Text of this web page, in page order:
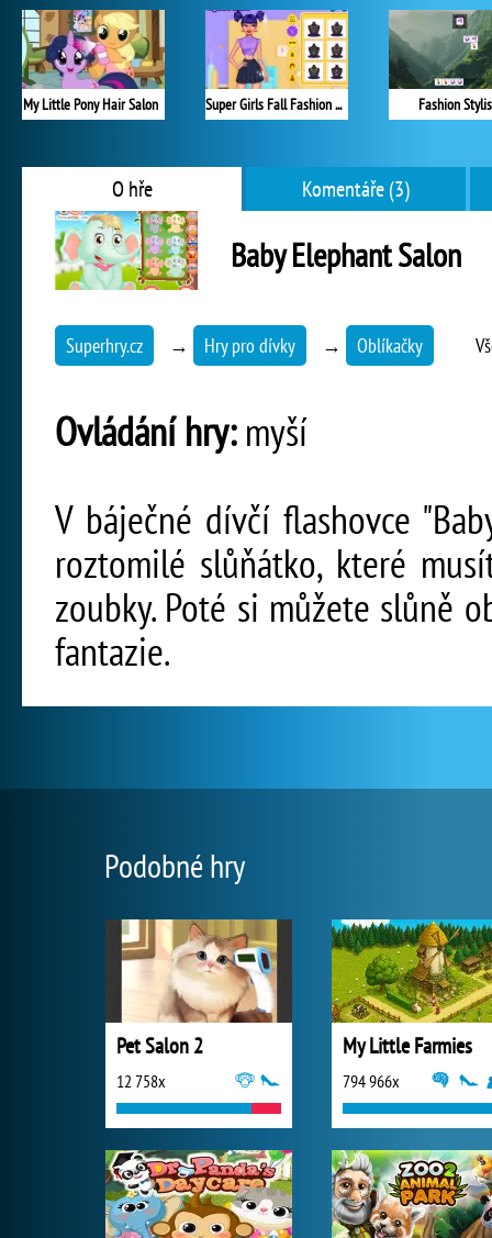
My Little Pony Hair Salon Super Girls Fall Fashion Trends Fashion
O hře Komentáře (3)
Baby Elephant Salon
Superhry.cz → Hry pro dívky → Oblíkačky
Ovládání hry:myší
V báječné dívčí flashovce
roztomilé slůňátko, které
zoubky. Poté si můžete slůně
fantazie.
Podobné hry
Pet Salon 2
12 758x
My Little Farmies
794 966x